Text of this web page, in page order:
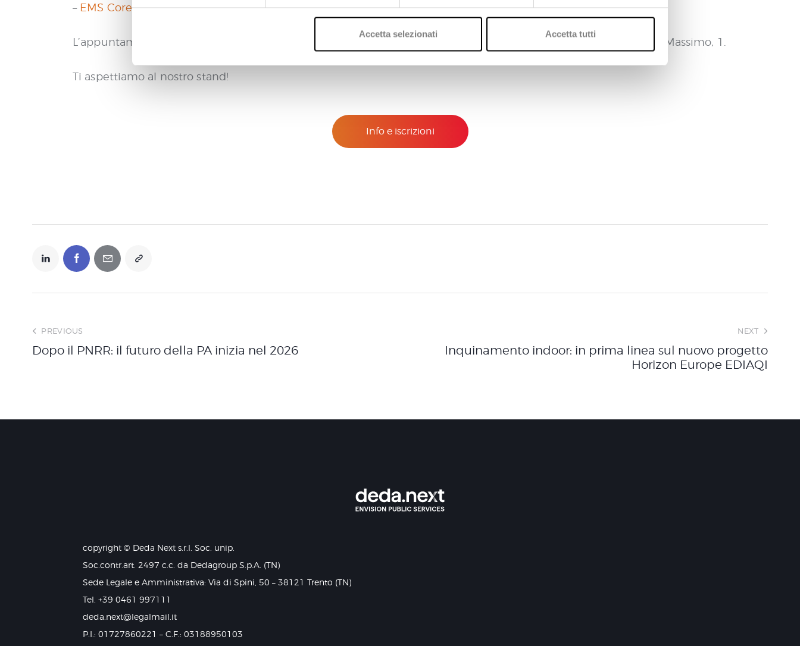
n
e
d
Accetta selezionati Accetta tutti
– EMS Core Platform, la nuova piattaforma per la gestione dei processi dell’energy management by Deda Next
L’appuntamento è per il prossimo 10 e 11 maggio a Romapresso l’auditorium del Massimo in via Massimiliano Massimo, 1.
Ti aspettiamo al nostro stand!
Info e iscrizioni
PREVIOUS
Dopo il PNRR: il futuro della PA inizia nel 2026
NEXT
Inquinamento indoor: in prima linea sul nuovo progetto
Horizon Europe EDIAQI
copyright © Deda Next s.r.l. Soc. unip.
Soc.contr.art. 2497 c.c. da Dedagroup S.p.A. (TN)
Sede Legale e Amministrativa: Via di Spini, 50 – 38121 Trento (TN)
Tel. +39 0461 997111
deda.next@legalmail.it
P.I.: 01727860221 – C.F.: 03188950103